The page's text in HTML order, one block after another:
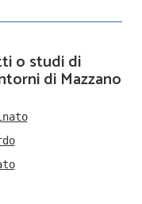
o studi di
di Mazzano